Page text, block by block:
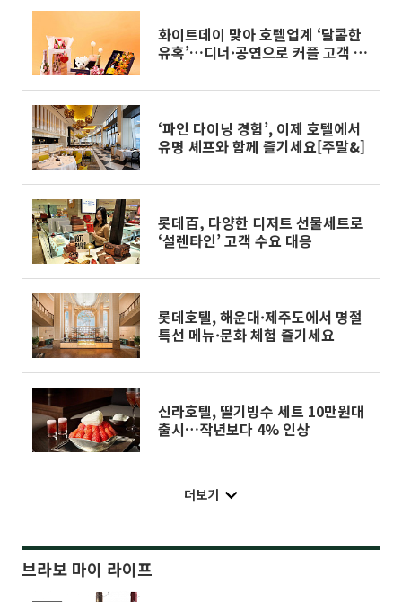
화이트데이 맞아 호텔업계 ‘달콤한
유혹’…디너·공연으로 커플 고객 환
‘파인 다이닝 경험’, 이제 호텔에서
유명 셰프와 함께 즐기세요[주말&]
롯데百, 다양한 디저트 선물세트로
‘설렌타인’ 고객 수요 대응
롯데호텔, 해운대·제주도에서 명절
특선 메뉴·문화 체험 즐기세요
신라호텔, 딸기빙수 세트 10만원대
출시…작년보다 4% 인상
더보기
브라보 마이 라이프